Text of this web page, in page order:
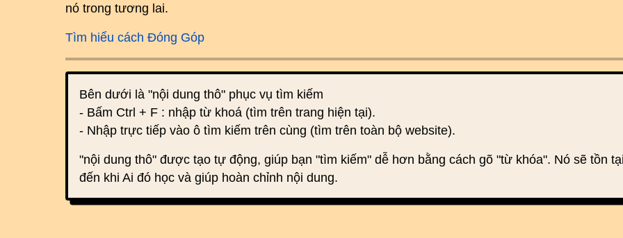
nó trong tương lai.
Tìm hiểu cách Đóng Góp
Bên dưới là "nội dung thô" phục vụ tìm kiếm
- Bấm Ctrl + F : nhập từ khoá (tìm trên trang hiện tại).
- Nhập trực tiếp vào ô tìm kiếm trên cùng (tìm trên toàn bộ website).
"nội dung thô" được tạo tự động, giúp bạn "tìm kiếm" dễ hơn bằng cách gõ "từ khóa". Nó sẽ tồn
đến khi Ai đó học và giúp hoàn chỉnh nội dung.